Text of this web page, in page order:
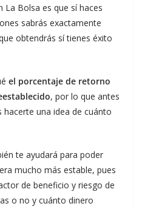
La Bolsa es que sí haces
sabrás exactamente
obtendrás sí tienes éxito
el porcentaje de retorno
, por lo que antes
una idea de cuánto
te ayudará para poder
mucho más estable, pues
de beneficio y riesgo de
o no y cuánto dinero